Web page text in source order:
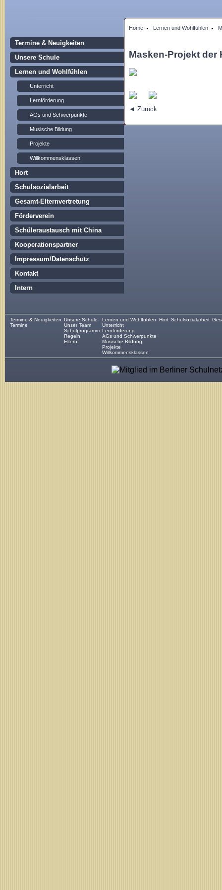
Home Lernen und Wohlfühlen
Termine & Neuigkeiten
Unsere Schule
Lernen und Wohlfühlen
Unterricht
Lernförderung
AGs und Schwerpunkte
Musische Bildung
Projekte
Willkommensklassen
Hort
Schulsozialarbeit
Gesamt-Elternvertretung
Förderverein
Schüleraustausch mit China
Kooperationspartner
Impressum/Datenschutz
Kontakt
Intern
Masken-Projekt der
◄ Zurück
Termine & Neuigkeiten
Termine
Unsere Schule
Unser Team
Schulprogramm
Regeln
Eltern
Lernen und Wohlfühlen
Unterricht
Lernförderung
AGs und Schwerpunkte
Musische Bildung
Projekte
Willkommensklassen
Hort Schulsozialarbeit